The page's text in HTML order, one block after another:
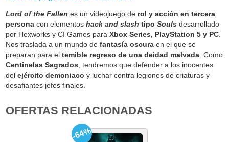
Lord of the Fallen es un videojuego de rol y acción en tercera
persona con elementoshack and slash tipoSouls desarrollado
por Hexworks y CI Games paraXbox Series, PlayStation 5 y PC
Nos traslada a un mundo defantasía oscura en el que se
preparan para eltemible regreso de una deidad malvada . Como
Centinelas Sagrados , tendremos que defender a los inocentes
delejército demoniaco y luchar contra legiones de criaturas y
desafiantes jefes finales.
OFERTAS RELACIONADAS
-64%